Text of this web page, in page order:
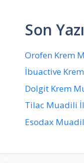
Son
Orofen Krem
İbuactive
Dolgit Krem
Tilac Muadili
Esodax